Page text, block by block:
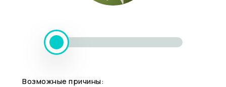
Возможные причины: